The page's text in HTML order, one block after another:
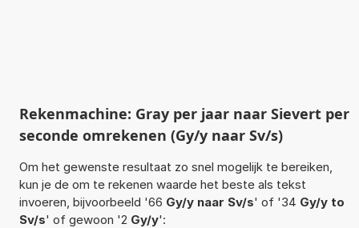
Rekenmachine: Gray per jaar naar Sievert per
seconde omrekenen (Gy/y naar Sv/s)
Om het gewenste resultaat zo snel mogelijk te bereiken,
kun je de om te rekenen waarde het beste als tekst
invoeren, bijvoorbeeld '66 Gy/y naar Sv/s' of '34 Gy/y to
Sv/s' of gewoon '2 Gy/y':